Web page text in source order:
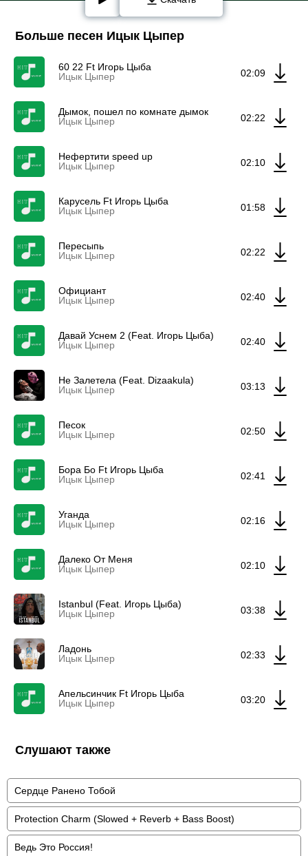
Больше песен Ицык Цыпер
60 22 Ft Игорь Цыба
Ицык Цыпер
02:09
Дымок, пошел по комнате дымок
Ицык Цыпер
02:22
Нефертити speed up
Ицык Цыпер
02:10
Карусель Ft Игорь Цыба
Ицык Цыпер
01:58
Пересыпь
Ицык Цыпер
02:22
Официант
Ицык Цыпер
02:40
Давай Уснем 2 (Feat. Игорь Цыба)
Ицык Цыпер
02:40
Не Залетела (Feat. Dizaakula)
Ицык Цыпер
03:13
Песок
Ицык Цыпер
02:50
Бора Бо Ft Игорь Цыба
Ицык Цыпер
02:41
Уганда
Ицык Цыпер
02:16
Далеко От Меня
Ицык Цыпер
02:10
Istanbul (Feat. Игорь Цыба)
Ицык Цыпер
03:38
Ладонь
Ицык Цыпер
02:33
Апельсинчик Ft Игорь Цыба
Ицык Цыпер
03:20
Слушают также
Сердце Ранено Тобой
Protection Charm (Slowed + Reverb + Bass Boost)
Ведь Это Россия!